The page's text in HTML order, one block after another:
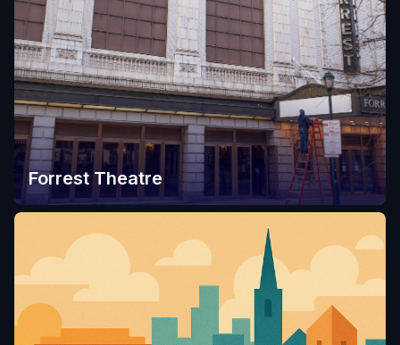
Forrest Theatre